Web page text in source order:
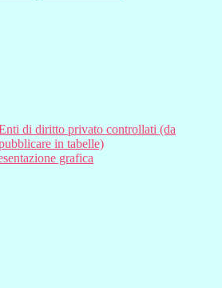
di diritto privato controllati (da
in tabelle)
grafica